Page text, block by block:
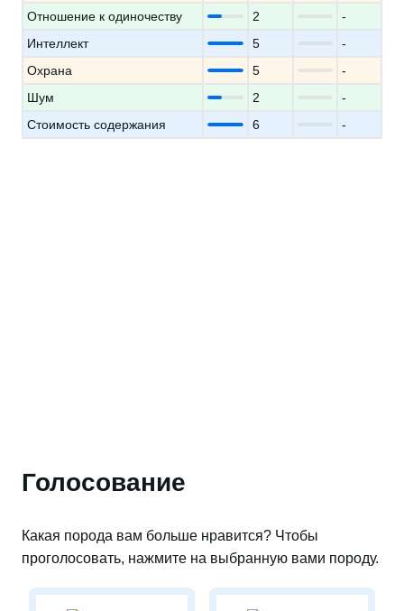
Отношение к одиночеству
2
-
Интеллект
5
-
Охрана
5
-
Шум
2
-
Стоимость содержания
6 -
Голосование
Какая порода вам больше нравится? Чтобы
проголосовать, нажмите на выбранную вами породу.